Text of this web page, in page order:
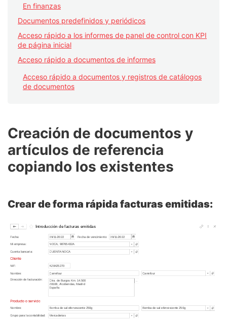
En finanzas
Documentos predefinidos y periódicos
Acceso rápido a los informes de panel de control con KPI
de página inicial
Acceso rápido a documentos de informes
Acceso rápido a documentos y registros de catálogos
de documentos
Creación de documentos y
artículos de referencia
copiando los existentes
Crear de forma rápida facturas emitidas: